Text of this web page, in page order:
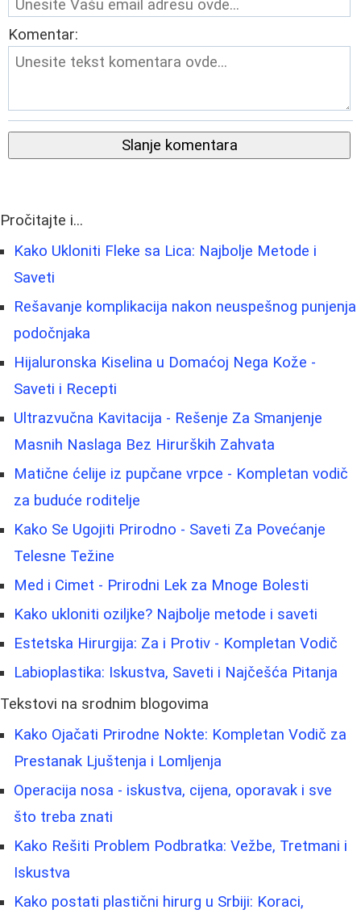
Komentar:
Slanje komentara
Pročitajte i...
Kako Ukloniti Fleke sa Lica: Najbolje Metode i
Saveti
Rešavanje komplikacija nakon neuspešnog punjenja
podočnjaka
Hijaluronska Kiselina u Domaćoj Nega Kože -
Saveti i Recepti
Ultrazvučna Kavitacija - Rešenje Za Smanjenje
Masnih Naslaga Bez Hirurških Zahvata
Matične ćelije iz pupčane vrpce - Kompletan vodič
za buduće roditelje
Kako Se Ugojiti Prirodno - Saveti Za Povećanje
Telesne Težine
Med i Cimet - Prirodni Lek za Mnoge Bolesti
Kako ukloniti oziljke? Najbolje metode i saveti
Estetska Hirurgija: Za i Protiv - Kompletan Vodič
Labioplastika: Iskustva, Saveti i Najčešća Pitanja
Tekstovi na srodnim blogovima
Kako Ojačati Prirodne Nokte: Kompletan Vodič za
Prestanak Ljuštenja i Lomljenja
Operacija nosa - iskustva, cijena, oporavak i sve
što treba znati
Kako Rešiti Problem Podbratka: Vežbe, Tretmani i
Iskustva
Kako postati plastični hirurg u Srbiji: Koraci,